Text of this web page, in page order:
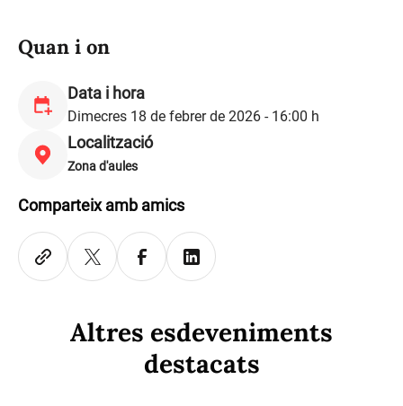
Quan i on
Data i hora
Dimecres 18 de febrer de 2026 - 16:00 h
Localització
Zona d'aules
Comparteix amb amics
Altres esdeveniments
destacats